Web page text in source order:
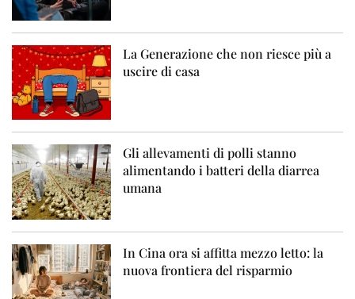
La Generazione che non riesce più a
uscire di casa
Gli allevamenti di polli stanno
alimentando i batteri della diarrea
umana
In Cina ora si affitta mezzo letto: la
nuova frontiera del risparmio